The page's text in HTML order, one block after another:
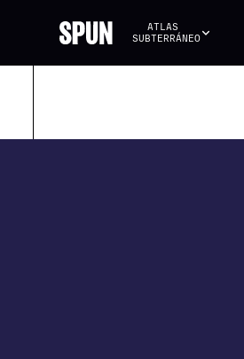
ATLAS
SUBTERRÁNEO